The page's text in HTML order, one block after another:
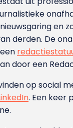
en
derden. De
door een
op social
. Een keer